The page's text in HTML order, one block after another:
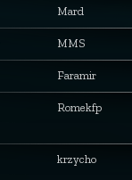
Mard
MMS
Faramir
Romekfp
krzycho